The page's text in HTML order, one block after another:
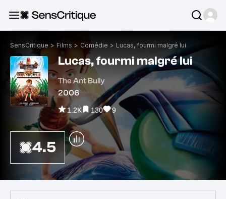
SensCritique > Films > Comédie > Lucas, fourmi malgré lui
Lucas, fourmi malgré lui
The Ant Bully
2006
1.2K 130 9
4.5